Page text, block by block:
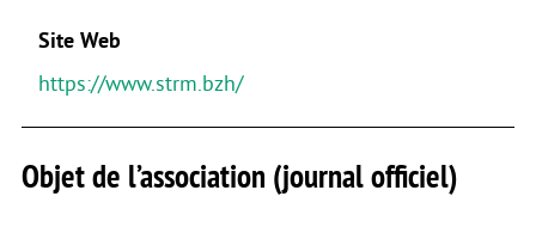
Site Web
https://www.strm.bzh/
Objet de l’association (journal officiel)